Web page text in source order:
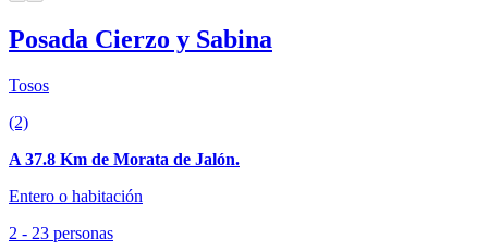
Posada Cierzo y Sabina
Tosos
(2)
A 37.8 Km de Morata de Jalón.
Entero o habitación
2 - 23 personas